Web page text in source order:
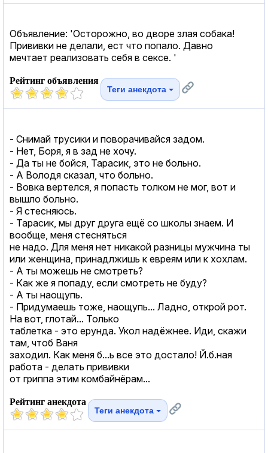
Объявление: 'Осторожно, во дворе злая собака!
Прививки не делали, ест что попало. Давно
мечтает реализовать себя в cекcе. '
Рейтинг объявления
Теги анекдота
- Снимай трусики и поворачивайся задом.
- Нет, Боря, я в зад не хочу.
- Да ты не бойся, Тарасик, это не больно.
- А Володя сказал, что больно.
- Вовка вертелся, я попасть толком не мог, вот и
вышло больно.
- Я стесняюсь.
- Тарасик, мы друг друга ещё со школы знаем. И
вообще, меня стесняться
не надо. Для меня нет никакой разницы мужчина ты
или женщина, принадлжишь к евреям или к хохлам.
- А ты можешь не смотреть?
- Как же я попаду, если смотреть не буду?
- А ты наощупь.
- Придумаешь тоже, наощупь... Ладно, открой рот.
На вот, глотай... Только
таблетка - это ерунда. Укол надёжнее. Иди, скажи
там, чтоб Ваня
заходил. Как меня б...ь все это достало! Й.б.ная
работа - делать прививки
от гриппа этим комбайнёрам...
Рейтинг анекдота
Теги анекдота